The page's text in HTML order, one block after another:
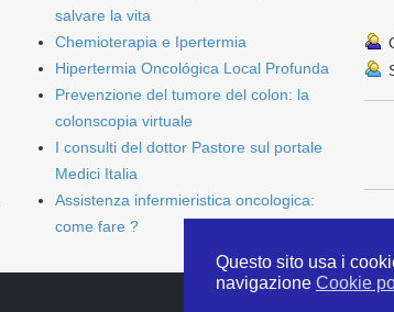
Questo sito usa i
navigazione Cookie
salvare la vita
Chemioterapia e Ipertermia
Hipertermia Oncológica Local Profunda
Prevenzione del tumore del colon: la
colonscopia virtuale
I consulti del dottor Pastore sul portale
Medici Italia
Assistenza infermieristica oncologica:
come fare ?